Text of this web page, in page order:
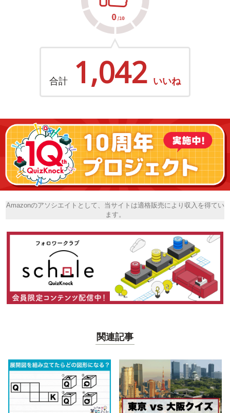
合計 1,042 いいね
Amazonのアソシエイトとして、当サイトは適格販売により収入を得てい
ます。
関連記事